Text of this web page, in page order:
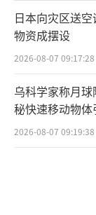
你狠，还是
欧盟怎么
欧盟还
税，“我们
输，我们希
日本向灾区送
物资成摆设
2026-08-07 09:17:28
乌科学家称月
秘快速移动物体
2026-08-07 09:19:38